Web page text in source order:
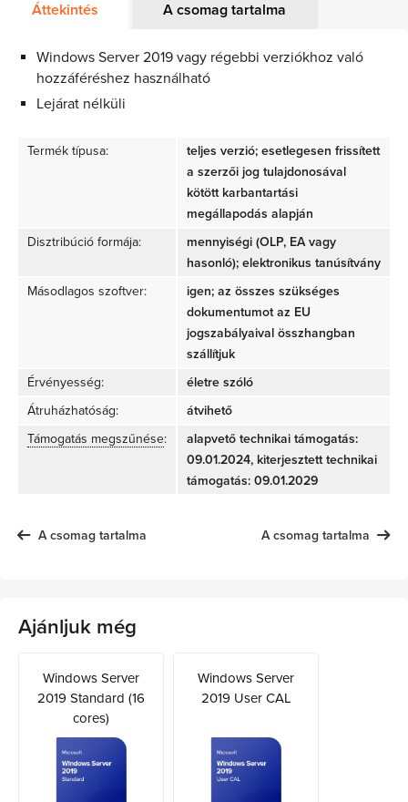
Áttekintés A csomag tartalma
Windows Server 2019 vagy régebbi verziókhoz való
hozzáféréshez használható
Lejárat nélküli
Termék típusa:
teljes verzió; esetlegesen frissített
a szerzői jog tulajdonosával
kötött karbantartási
megállapodás alapján
Disztribúció formája:
mennyiségi (OLP, EA vagy
hasonló); elektronikus tanúsítvány
Másodlagos szoftver:
igen; az összes szükséges
dokumentumot az EU
jogszabályaival összhangban
szállítjuk
Érvényesség:
életre szóló
Átruházhatóság:
átvihető
Támogatás megszűnése:
alapvető technikai támogatás:
09.01.2024, kiterjesztett technikai
támogatás: 09.01.2029
A csomag tartalma A csomag tartalma
Ajánljuk még
Windows Server
2019 Standard (16
cores)
Windows Server
2019 User CAL